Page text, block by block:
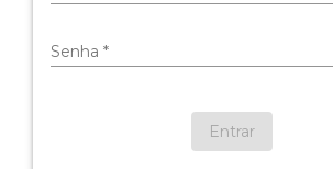
Senha *
Entrar